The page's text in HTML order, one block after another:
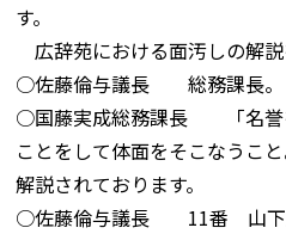
す。
広辞苑における面汚しの解説
○佐藤倫与議長 総務課長。
○国藤実成総務課長 「名誉
ことをして体面をそこなうこ
解説されております。
○佐藤倫与議長 11番 山下